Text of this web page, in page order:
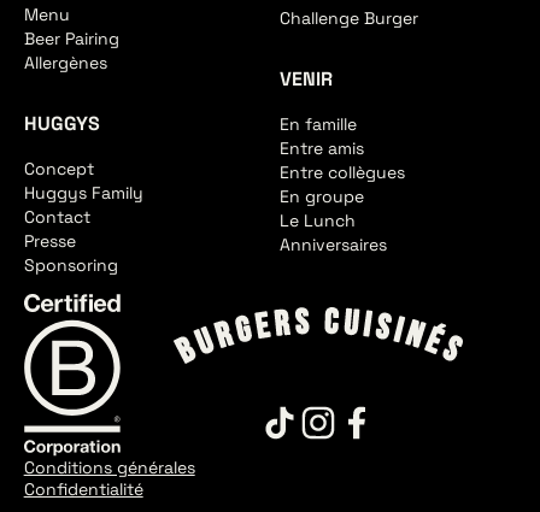
Menu
Beer Pairing
Allergènes
HUGGYS
Concept
Huggys Family
Contact
Presse
Sponsoring
Challenge Burger
VENIR
En famille
Entre amis
Entre collègues
En groupe
Le Lunch
Anniversaires
Conditions générales
Confidentialité